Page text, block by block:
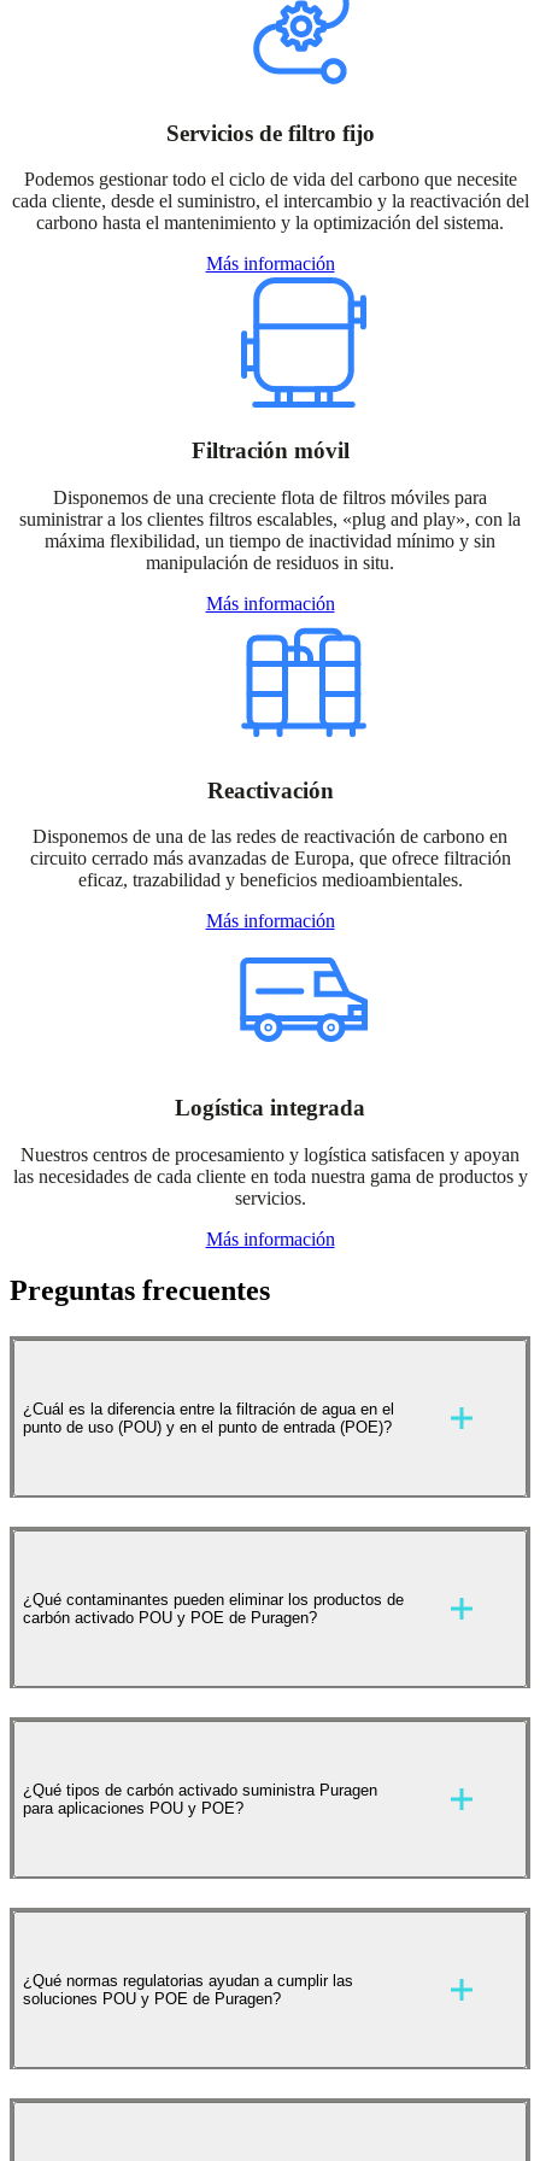
Servicios de filtro fijo
Podemos gestionar todo el ciclo de vida del carbono que necesite
cada cliente, desde el suministro, el intercambio y la reactivación del
carbono hasta el mantenimiento y la optimización del sistema.
Más información
Filtración móvil
Disponemos de una creciente flota de filtros móviles para
suministrar a los clientes filtros escalables, «plug and play», con la
máxima flexibilidad, un tiempo de inactividad mínimo y sin
manipulación de residuos in situ.
Más información
Reactivación
Disponemos de una de las redes de reactivación de carbono en
circuito cerrado más avanzadas de Europa, que ofrece filtración
eficaz, trazabilidad y beneficios medioambientales.
Más información
Logística integrada
Nuestros centros de procesamiento y logística satisfacen y apoyan
las necesidades de cada cliente en toda nuestra gama de productos y
servicios.
Más información
Preguntas frecuentes
¿Cuál es la diferencia entre la filtración de agua en el
punto de uso (POU) y en el punto de entrada (POE)?
electrodoméstico, mientras que los sistemas de punto de
entrada (POE) tratan toda el agua que entra en un edificio o
para eliminar contaminantes, seleccionándose el tipo de
carbón y el diseño del sistema en función de la aplicación y
¿Qué contaminantes pueden eliminar los productos de
carbón activado POU y POE de Puragen?
responsables del sabor y olor, PFOS/PFOA, productos
farmacéuticos, compuestos orgánicos volátiles (COV)
los ácidos haloacéticos (HAA). La selección del carbón se
adapta al perfil específico de contaminantes y a los
¿Qué tipos de carbón activado suministra Puragen
para aplicaciones POU y POE?
micro-GAC, así como carbón activado en polvo (PAC)
para aplicaciones de tratamiento por lotes. Los grados de
utilizados habitualmente en sistemas POU.
¿Qué normas regulatorias ayudan a cumplir las
soluciones POU y POE de Puragen?